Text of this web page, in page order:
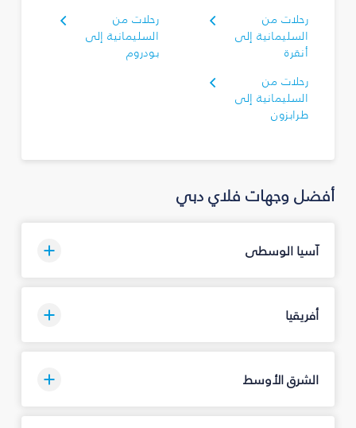
رحلات من
السليمانية‎ إلى
أنقرة
رحلات من
السليمانية‎ إلى
بودروم
رحلات من
السليمانية‎ إلى
طرابزون
أفضل وجهات فلاي دبي
آسيا الوسطى
أفريقيا
الشرق الأوسط